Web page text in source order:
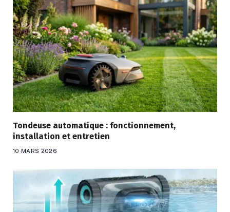
Tondeuse automatique : fonctionnement,
installation et entretien
10 MARS 2026